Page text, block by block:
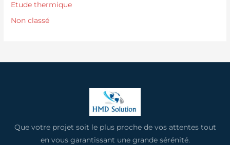
Etude thermique
Non classé
Que votre projet soit le plus proche de vos attentes tout
en vous garantissant une grande sérénité.